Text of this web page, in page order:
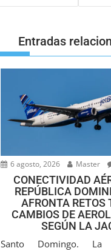
Entradas
6 agosto, 2026 Master
CONECTIVIDAD
REPÚBLICA
AFRONTA RETOS
CAMBIOS DE
SEGÚN LA
Santo Domingo. La